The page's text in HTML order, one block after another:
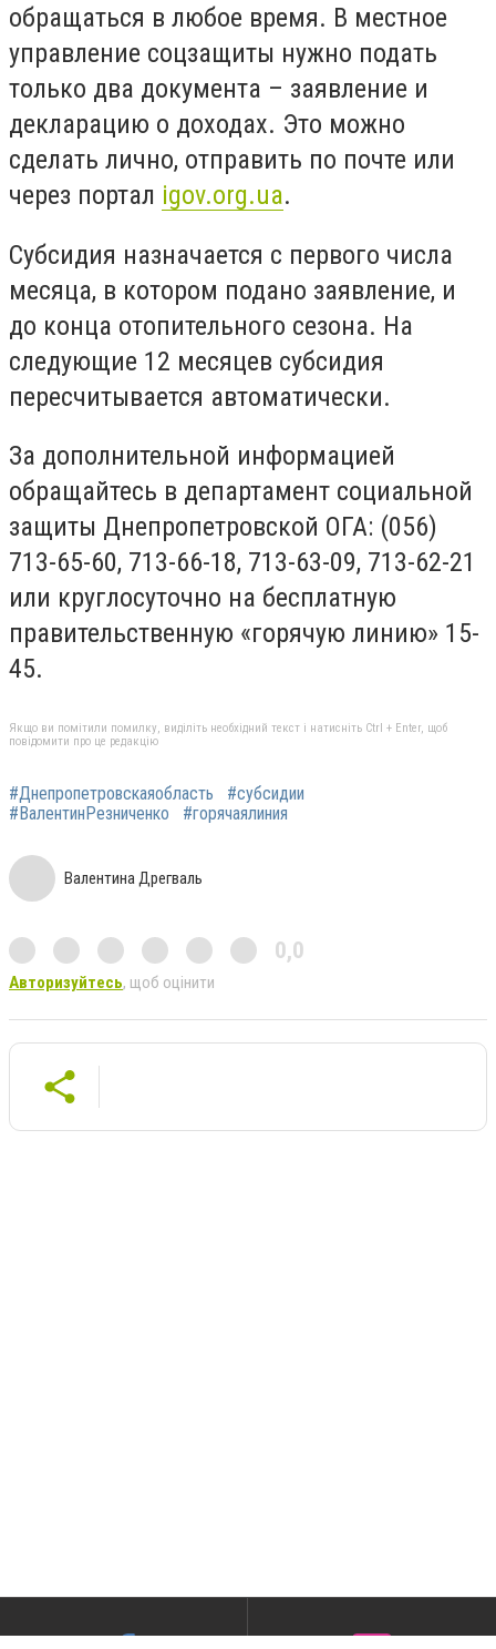
обращаться в любое время. В местное
управление соцзащиты нужно подать
только два документа – заявление и
декларацию о доходах. Это можно
сделать лично, отправить по почте или
через портал igov.org.ua.
Субсидия назначается с первого числа
месяца, в котором подано заявление, и
до конца отопительного сезона. На
следующие 12 месяцев субсидия
пересчитывается автоматически.
За дополнительной информацией
обращайтесь в департамент социальной
защиты Днепропетровской ОГА: (056)
713-65-60, 713-66-18, 713-63-09, 713-62-21
или круглосуточно на бесплатную
правительственную «горячую линию» 15-
45.
Якщо ви помітили помилку, виділіть необхідний текст і натисніть Ctrl + Enter, щоб
повідомити про це редакцію
#Днепропетровскаяобласть
#субсидии
#ВалентинРезниченко
#горячаялиния
Валентина Дрегваль
0,0
Авторизуйтесь, щоб оцінити